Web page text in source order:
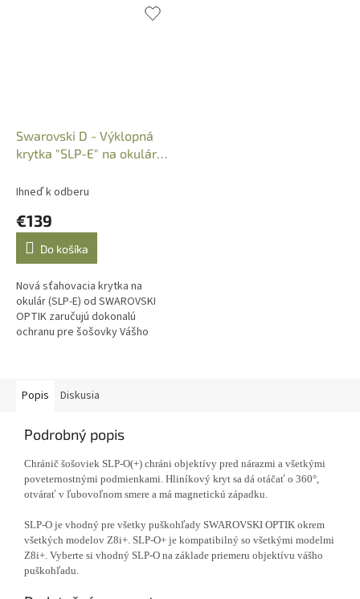
Swarovski D - Výklopná
krytka "SLP-E" na okulár
Ihneď k odberu
€139
Do košíka
Nová sťahovacia krytka na
okulár (SLP-E) od SWAROVSKI
OPTIK zaručujú dokonalú
ochranu pre šošovky Vášho
Popis
Diskusia
Podrobný popis
Chránič šošoviek SLP-O(+) chráni objektívy pred nárazmi a všetkými
poveternostnými podmienkami. Hliníkový kryt sa dá otáčať o 360°,
otvárať v ľubovoľnom smere a má magnetickú západku.
SLP-O je vhodný pre všetky puškohľady SWAROVSKI OPTIK okrem
všetkých modelov Z8i+. SLP-O+ je kompatibilný so všetkými modelmi
Z8i+. Vyberte si vhodný SLP-O na základe priemeru objektívu vášho
puškohľadu.